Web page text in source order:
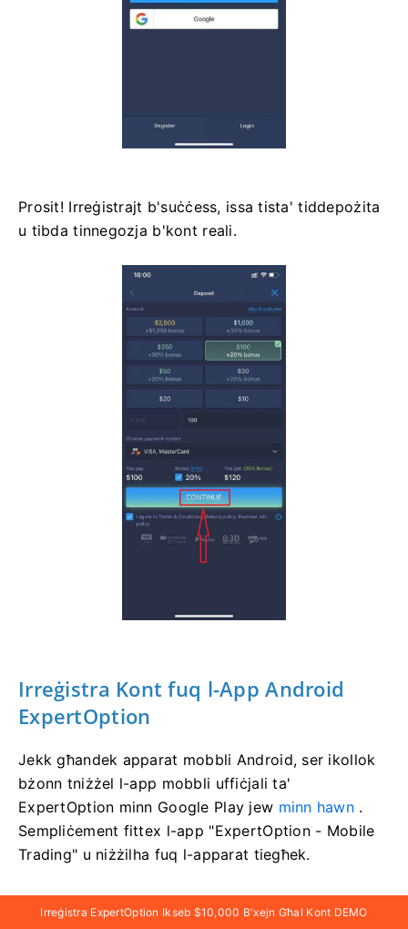
Prosit! Irreġistrajt b'suċċess, issa tista' tiddepożita
u tibda tinnegozja b'kont reali.
Irreġistra Kont fuq l-App Android
ExpertOption
Jekk għandek apparat mobbli Android, ser ikollok
bżonn tniżżel l-app mobbli uffiċjali ta'
ExpertOption minn Google Play jew minn hawn .
Sempliċement fittex l-app "ExpertOption - Mobile
Trading" u niżżilha fuq l-apparat tiegħek.
Il-verżjoni mobbli tal-pjattaforma tal-kummerċ hija
eżattament l-istess bħall-verżjoni tal-web.
Irreġistra ExpertOption Ikseb $10,000 B'xejn Għal Kont DEMO